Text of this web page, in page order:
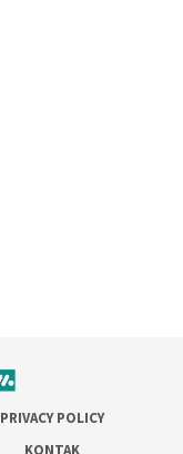
PRIVACY POLICY
KONTAK